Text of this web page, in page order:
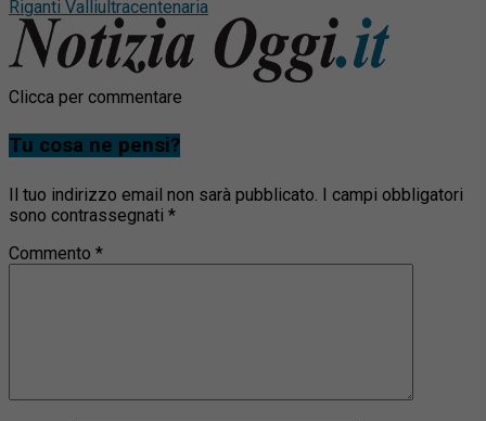
Riganti Valliultracentenaria
Clicca per commentare
Tu cosa ne pensi?
Il tuo indirizzo email non sarà pubblicato.
I campi obbligatori
sono contrassegnati *
Commento *